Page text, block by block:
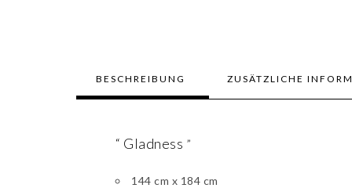
BESCHREIBUNG ZUSÄTZLICHE
“ Gladness ”
144 cm x 184 cm